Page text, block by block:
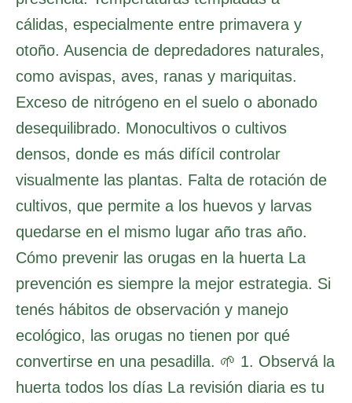
cálidas, especialmente entre primavera y
otoño. Ausencia de depredadores naturales,
como avispas, aves, ranas y mariquitas.
Exceso de nitrógeno en el suelo o abonado
desequilibrado. Monocultivos o cultivos
densos, donde es más difícil controlar
visualmente las plantas. Falta de rotación de
cultivos, que permite a los huevos y larvas
quedarse en el mismo lugar año tras año.
Cómo prevenir las orugas en la huerta La
prevención es siempre la mejor estrategia. Si
tenés hábitos de observación y manejo
ecológico, las orugas no tienen por qué
convertirse en una pesadilla. 🌱 1. Observá la
huerta todos los días La revisión diaria es tu